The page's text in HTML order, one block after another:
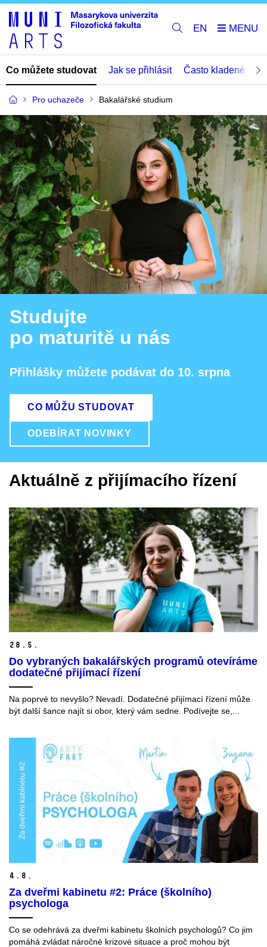
EN
Co můžete studovat Jak se přihlásit Často kladené
Pro uchazeče Bakalářské studium
Studujte
po maturitě u nás
Přihlášky můžete podávat do 10. srpna
CO MŮŽU STUDOVAT
ODEBÍRAT NOVINKY
Aktuálně z přijímacího řízení
28. 5.
Do vybraných bakalářských programů otevíráme
dodatečné přijímací řízení
Na poprvé to nevyšlo? Nevadí. Dodatečné přijímací řízení může
být další šance najít si obor, který vám sedne. Podívejte se,...
4. 8.
Za dveřmi kabinetu #2: Práce (školního)
psychologa
Co se odehrává za dveřmi kabinetu školních psychologů? Co jim
pomáhá zvládat náročné krizové situace a proč mohou být